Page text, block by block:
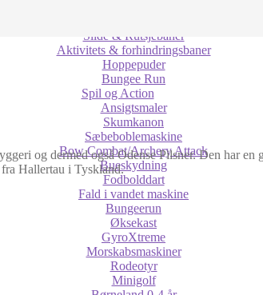
Slide & Rutsjebaner
Aktivitets & forhindringsbaner
Hoppepuder
Bungee Run
Spil og Action
Ansigtsmaler
Skumkanon
Sæbeboblemaskine
Bow Combat/Archery Attack
Bueskydning
Fodbolddart
Fald i vandet maskine
Bungeerun
Øksekast
GyroXtreme
Morskabsmaskiner
Rodeotyr
Minigolf
og der­med også Odense Pilsner. Den har
Hallertau i Tyskland.